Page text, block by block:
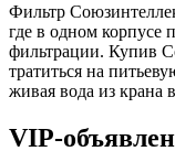
Фильтр
где в одном корпусе
фильтрации. Купив
тратиться на
живая вода из крана
VIP-